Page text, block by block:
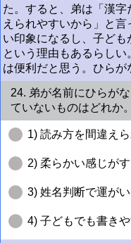
た。すると、弟は「漢
えられやすいから」と
い印象になるし、子ど
という理由もあるらし
は便利だと思う。ひらが
24. 弟が名前にひらが
ていないものはどれか。
1) 読み方を間違え
2) 柔らかい感じが
3) 姓名判断で運が
4) 子どもでも書き